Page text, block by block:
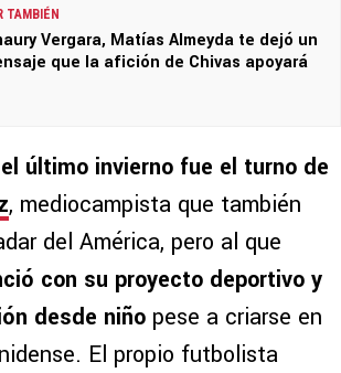
TAMBIÉN
Vergara, Matías Almeyda te dejó un
que la afición de Chivas apoyará
último invierno fue el turno de
, mediocampista que también
del América, pero al que
con su proyecto deportivo y
desde niño pese a criarse en
El propio futbolista